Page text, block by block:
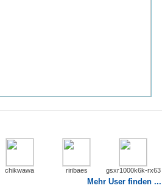
chikwawa riribaes gsxr1000k6k-rx63
Mehr User finden ...